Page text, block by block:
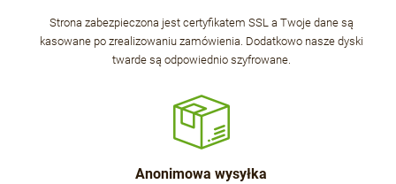
Strona zabezpieczona jest certyfikatem SSL a Twoje dane są
kasowane po zrealizowaniu zamówienia. Dodatkowo nasze dyski
twarde są odpowiednio szyfrowane.
Anonimowa wysyłka